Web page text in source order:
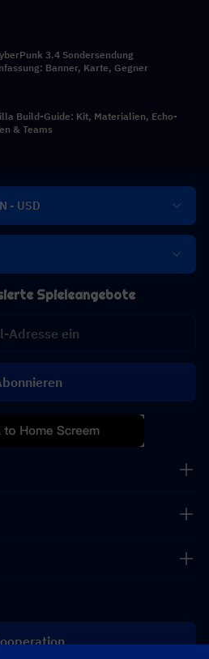
3.4 Sondersendung
Banner, Karte, Gegner
Build-Guide: Kit, Materialien, Echo-
& Teams
- USD
Spieleangebote